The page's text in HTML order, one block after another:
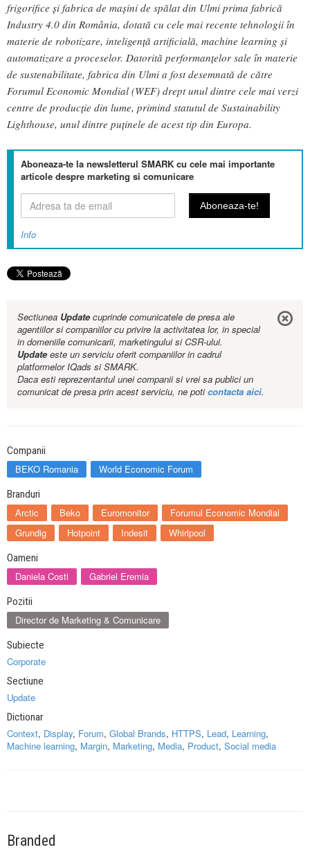
frigorifice și fabrica de mașini de spălat din Ulmi prima fabrică
Industry 4.0 din România, dotată cu cele mai recente tehnologii în
materie de robotizare, inteligență artificială, machine learning și
automatizare a proceselor. Datorită performanțelor sale în materie
de sustenabilitate, fabrica din Ulmi a fost desemnată de către
Forumul Economic Mondial (WEF) drept unul dintre cele mai verzi
centre de producție din lume, primind statutul de Sustainability
Lighthouse, unul dintre puținele de acest tip din Europa.
Aboneaza-te la newsletterul SMARK cu cele mai importante
articole despre marketing si comunicare
Info
Sectiunea Updatecuprinde comunicatele de presa ale
agentiilor si companiilor cu privire la activitatea lor, in special
in domeniile comunicarii, marketingului si CSR-ului.
Updateeste un serviciu oferit companiilor in cadrul
platformelor IQads si SMARK.
Daca esti reprezentantul unei companii si vrei sa publici un
comunicat de presa prin acest serviciu, ne poticontacta aici.
Companii
BEKO Romania World Economic Forum
Branduri
Arctic Beko Euromonitor
Forumul Economic Mondial
Grundig
Hotpoint Indesit Whirlpool
Oameni
Daniela Costi Gabriel Eremia
Pozitii
Director de Marketing & Comunicare
Subiecte
Corporate
Sectiune
Update
Dictionar
Context, Display, Forum, Global Brands, HTTPS, Lead, Learning,
Machine learning, Margin, Marketing, Media, Product, Social media
Branded